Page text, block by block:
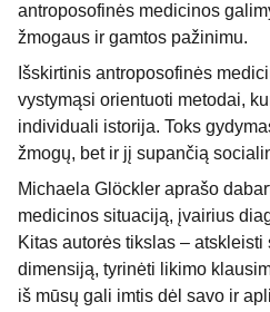
antroposofinės medicinos
žmogaus ir gamtos pažinimu.
Išskirtinis antroposofinės
vystymąsi orientuoti metodai,
individuali istorija. Toks
žmogų, bet ir jį supančią
Michaela Glöckler aprašo
medicinos situaciją, įvairius
Kitas autorės tikslas –
dimensiją, tyrinėti likimo
iš mūsų gali imtis dėl savo ir